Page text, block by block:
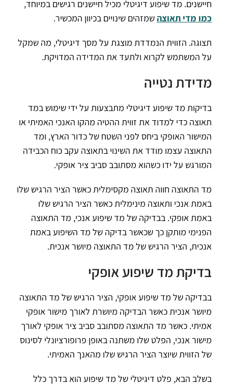
חיישנים. מד שיפוע דיגיטלי מכיל חיישנים רגישים במיוחד,
כמו מדי תאוצהשמזהים שינויים בכיוון המכשיר.
תצוגה. הזווית הנמדדת מוצגת על מסך דיגיטלי, מה שמקל
על המשתמש לקרוא ולתעד את המדידה המדויקת.
מדידת נטייה
בדיקות מד שיפוע דיגיטלי מתבצעות על ידי שימוש במד
תאוצה כדי למדוד את זווית ההטיה מהקו האנכי האמיתי או
המישור האופקי ביחס לפני השטח של כדור הארץ, ומד
התאוצה עצמו מודד את השינוי בתאוצה עקב כוח הכבידה
המורגש על ידו כשהוא מסתובב סביב ציר אופקי.
מד התאוצה חווה תאוצה מקסימלית כאשר הציר הרגיש שלו
באמת אנכי ותאוצה מינימלית כאשר הציר הרגיש שלו
באמת אופקי. בבדיקה של מד שיפוע אנכי, מד התאוצה
הפנימי מותקן כך שכאשר בדיקה של מד השיפוע באמת
אנכית, הציר הרגיש של מד התאוצה מיושר אנכית.
בדיקת מד שיפוע אופקי
בבדיקה של מד שיפוע אופקי, הציר הרגיש של מד התאוצה
מיושר אנכית כאשר הבדיקה מיושרת לאורך מישור אופקי
אמיתי. כאשר מד התאוצה מסתובב סביב ציר אופקי לאורך
מישור אנכי, הפלט שלו משתנה באופן פרופורציונלי לסינוס
של הזווית שיוצר הציר הרגיש שלו מהאנך האמיתי.
בשלב הבא, פלט דיגיטלי של מד שיפוע הוא בדרך כלל